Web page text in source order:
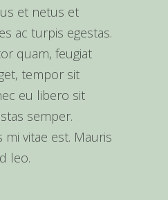
et netus et
ac turpis egestas.
quam, feugiat
tempor sit
eu libero sit
semper.
vitae est. Mauris
leo.